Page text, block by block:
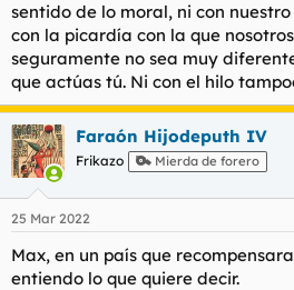
sentido de lo moral, ni con
con la picardía con la que
seguramente no sea muy
que actúas tú. Ni con el hilo
Faraón Hijodeputh IV
Frikazo Mierda de forero
25 Mar 2022
Max, en un país que
entiendo lo que quiere decir.